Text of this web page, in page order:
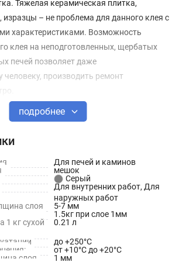
Тяжелая керамическая плитка,
– не проблема для данного клея с
характеристиками. Возможность
клея на неподготовленных, щербатых
печей позволяет даже
человеку, производить ремонт
предназначена для приготовления
используемого для облицовки
печей и каминов керамической
натуральным или искусственным
а так же для выравнивания
кладки печи.
подробнее
Для печей и каминов
мешок
Серый
Для внутренних работ, Для
наружных работ
слоя
5-7 мм
1.5кг при слое 1мм
1 кг сухой
0.21 л
до +250°C
от +10°С до +20°С
слоя
1 мм